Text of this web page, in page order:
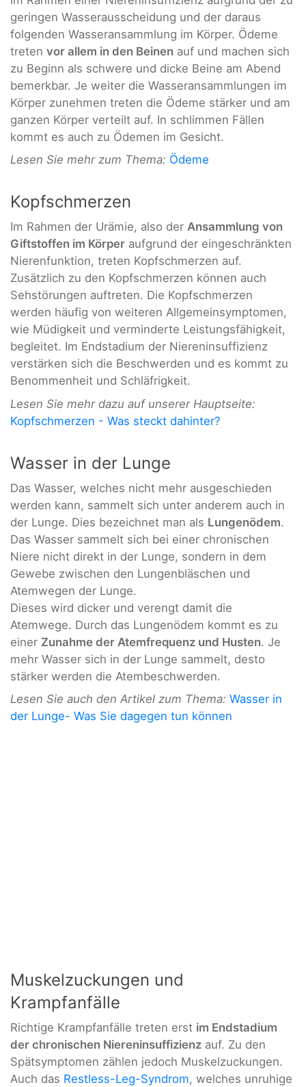
geringen Wasserausscheidung und der daraus
folgenden Wasseransammlung im Körper. Ödeme
treten vor allem in den Beinen auf und machen sich
zu Beginn als schwere und dicke Beine am Abend
bemerkbar. Je weiter die Wasseransammlungen im
Körper zunehmen treten die Ödeme stärker und am
ganzen Körper verteilt auf. In schlimmen Fällen
kommt es auch zu Ödemen im Gesicht.
Lesen Sie mehr zum Thema: Ödeme
Kopfschmerzen
Im Rahmen der Urämie, also der Ansammlung von
Giftstoffen im Körper aufgrund der eingeschränkten
Nierenfunktion, treten Kopfschmerzen auf.
Zusätzlich zu den Kopfschmerzen können auch
Sehstörungen auftreten. Die Kopfschmerzen
werden häufig von weiteren Allgemeinsymptomen,
wie Müdigkeit und verminderte Leistungsfähigkeit,
begleitet. Im Endstadium der Niereninsuffizienz
verstärken sich die Beschwerden und es kommt zu
Benommenheit und Schläfrigkeit.
Lesen Sie mehr dazu auf unserer Hauptseite:
Kopfschmerzen - Was steckt dahinter?
Wasser in der Lunge
Das Wasser, welches nicht mehr ausgeschieden
werden kann, sammelt sich unter anderem auch in
der Lunge. Dies bezeichnet man als Lungenödem.
Das Wasser sammelt sich bei einer chronischen
Niere nicht direkt in der Lunge, sondern in dem
Gewebe zwischen den Lungenbläschen und
Atemwegen der Lunge.
Dieses wird dicker und verengt damit die
Atemwege. Durch das Lungenödem kommt es zu
einer Zunahme der Atemfrequenz und Husten. Je
mehr Wasser sich in der Lunge sammelt, desto
stärker werden die Atembeschwerden.
Lesen Sie auch den Artikel zum Thema: Wasser in
der Lunge- Was Sie dagegen tun können
Muskelzuckungen und
Krampfanfälle
Richtige Krampfanfälle treten erst im Endstadium
der chronischen Niereninsuffizienz auf. Zu den
Spätsymptomen zählen jedoch Muskelzuckungen.
Auch das Restless-Leg-Syndrom, welches unruhige